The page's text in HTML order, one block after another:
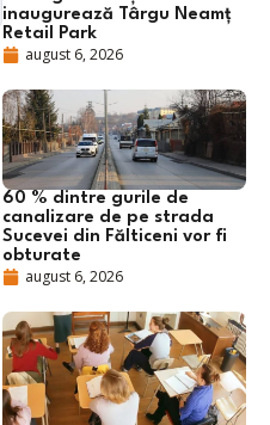
inaugurează Târgu Neamț
Retail Park
august 6, 2026
60 % dintre gurile de
canalizare de pe strada
Sucevei din Fălticeni vor fi
obturate
august 6, 2026